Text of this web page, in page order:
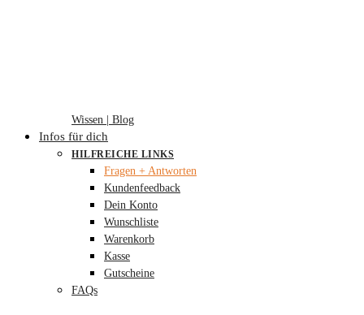
Wissen | Blog
Infos für dich
HILFREICHE LINKS
Fragen + Antworten
Kundenfeedback
Dein Konto
Wunschliste
Warenkorb
Kasse
Gutscheine
FAQs